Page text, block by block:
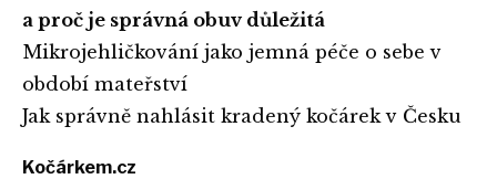
a proč je správná obuv důležitá
Mikrojehličkování jako jemná péče o sebe v
období mateřství
Jak správně nahlásit kradený kočárek v Česku
Kočárkem.cz